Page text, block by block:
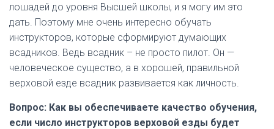
лошадей до уровня Высшей школы, и я могу им это
дать. Поэтому мне очень интересно обучать
инструкторов, которые сформируют думающих
всадников. Ведь всадник – не просто пилот. Он —
человеческое существо, а в хорошей, правильной
верховой езде всадник развивается как личность.
Вопрос: Как вы обеспечиваете качество обучения,
если число инструкторов верховой езды будет